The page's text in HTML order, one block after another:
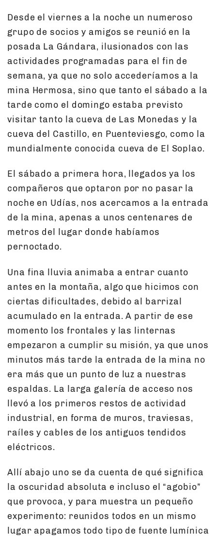
Desde el viernes a la noche un numeroso
grupo de socios y amigos se reunió en la
posada La Gándara, ilusionados con las
actividades programadas para el fin de
semana, ya que no solo accederíamos a la
mina Hermosa, sino que tanto el sábado a la
tarde como el domingo estaba previsto
visitar tanto la cueva de Las Monedas y la
cueva del Castillo, en Puenteviesgo, como la
mundialmente conocida cueva de El Soplao.
El sábado a primera hora, llegados ya los
compañeros que optaron por no pasar la
noche en Udías, nos acercamos a la entrada
de la mina, apenas a unos centenares de
metros del lugar donde habíamos
pernoctado.
Una fina lluvia animaba a entrar cuanto
antes en la montaña, algo que hicimos con
ciertas dificultades, debido al barrizal
acumulado en la entrada. A partir de ese
momento los frontales y las linternas
empezaron a cumplir su misión, ya que unos
minutos más tarde la entrada de la mina no
era más que un punto de luz a nuestras
espaldas. La larga galería de acceso nos
llevó a los primeros restos de actividad
industrial, en forma de muros, traviesas,
raíles y cables de los antiguos tendidos
eléctricos.
Allí abajo uno se da cuenta de qué significa
la oscuridad absoluta e incluso el “agobio”
que provoca, y para muestra un pequeño
experimento: reunidos todos en un mismo
lugar apagamos todo tipo de fuente lumínica